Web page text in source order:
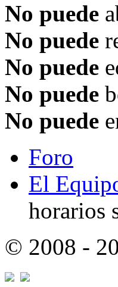
No puede
No puede
No puede
No puede
No puede
Foro
El
horarios
© 2008 -